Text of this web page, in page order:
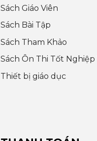
Sách Giáo Viên
Sách Bài Tập
Sách Tham Khảo
Sách Ôn Thi Tốt Nghiệp
Thiết bị giáo dục